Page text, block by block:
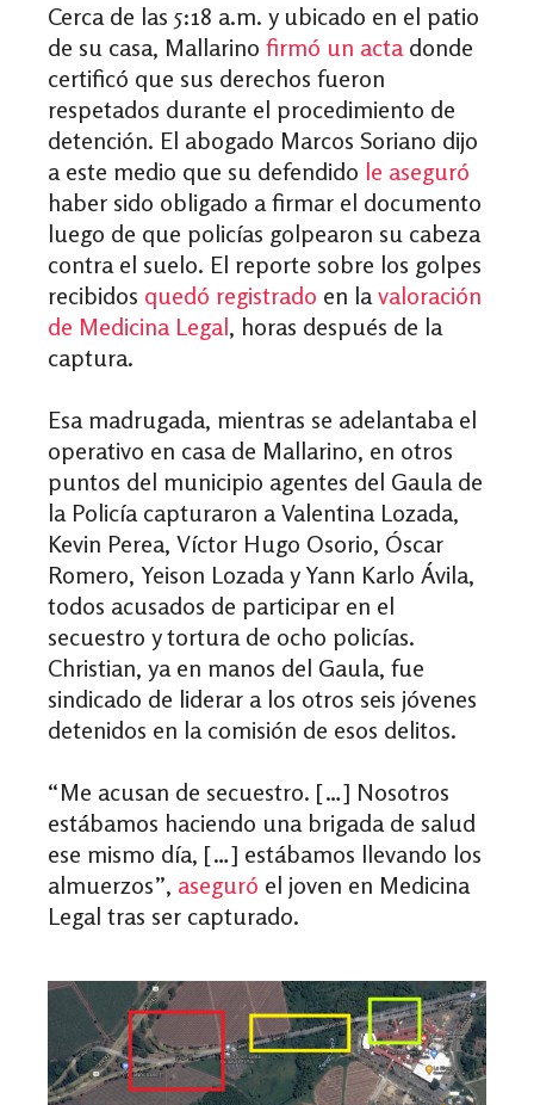
Cerca de las 5:18 a.m. y ubicado en el patio
de su casa, Mallarino firmó un actadonde
certificó que sus derechos fueron
respetados durante el procedimiento de
detención. El abogado Marcos Soriano dijo
a este medio que su defendido le aseguró
haber sido obligado a firmar el documento
luego de que policías golpearon su cabeza
contra el suelo. El reporte sobre los golpes
recibidos quedó registrado en lavaloración
de Medicina Legal, horas después de la
captura.
Esa madrugada, mientras se adelantaba el
operativo en casa de Mallarino, en otros
puntos del municipio agentes del Gaula de
la Policía capturaron a Valentina Lozada,
Kevin Perea, Víctor Hugo Osorio, Óscar
Romero, Yeison Lozada y Yann Karlo Ávila,
todos acusados de participar en el
secuestro y tortura de ocho policías.
Christian, ya en manos del Gaula, fue
sindicado de liderar a los otros seis jóvenes
detenidos en la comisión de esos delitos.
“Me acusan de secuestro. […] Nosotros
estábamos haciendo una brigada de salud
ese mismo día, […] estábamos llevando los
almuerzos”, aseguró el joven en Medicina
Legal tras ser capturado.